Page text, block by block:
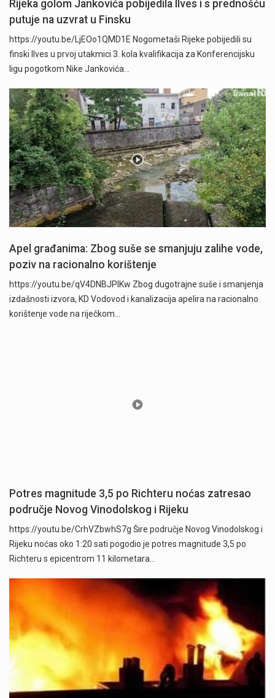
Rijeka golom Jankovića pobijedila Ilves i s prednošću
putuje na uzvrat u Finsku
https://youtu.be/LjEOo1QMD1E Nogometaši Rijeke pobijedili su
finski Ilves u prvoj utakmici 3. kola kvalifikacija za Konferencijsku
ligu pogotkom Nike Jankovića…
Apel građanima: Zbog suše se smanjuju zalihe vode,
poziv na racionalno korištenje
https://youtu.be/qV4DNBJPlKw Zbog dugotrajne suše i smanjenja
izdašnosti izvora, KD Vodovod i kanalizacija apelira na racionalno
korištenje vode na riječkom…
Potres magnitude 3,5 po Richteru noćas zatresao
područje Novog Vinodolskog i Rijeku
https://youtu.be/CrhVZbwhS7g Šire područje Novog Vinodolskog i
Rijeku noćas oko 1:20 sati pogodio je potres magnitude 3,5 po
Richteru s epicentrom 11 kilometara…